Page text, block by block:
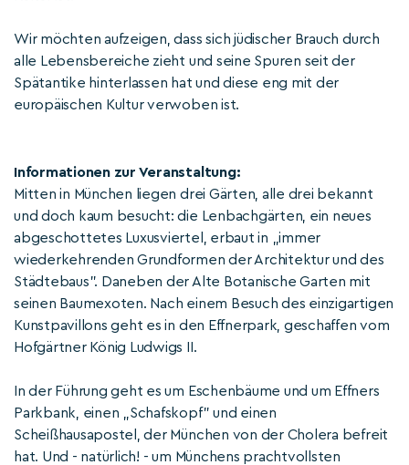
Wir möchten aufzeigen, dass sich jüdischer Brauch durch
alle Lebensbereiche zieht und seine Spuren seit der
Spätantike hinterlassen hat und diese eng mit der
europäischen Kultur verwoben ist.
Informationen zur Veranstaltung:
Mitten in München liegen drei Gärten, alle drei bekannt
und doch kaum besucht: die Lenbachgärten, ein neues
abgeschottetes Luxusviertel, erbaut in „immer
wiederkehrenden Grundformen der Architektur und des
Städtebaus". Daneben der Alte Botanische Garten mit
seinen Baumexoten. Nach einem Besuch des einzigartigen
Kunstpavillons geht es in den Effnerpark, geschaffen vom
Hofgärtner König Ludwigs II.
In der Führung geht es um Eschenbäume und um Effners
Parkbank, einen „Schafskopf" und einen
Scheißhausapostel, der München von der Cholera befreit
hat. Und - natürlich! - um Münchens prachtvollsten